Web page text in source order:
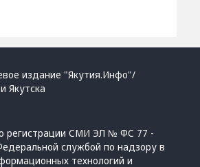
издание "Якутия.Инфо"/
Якутска
регистрации СМИ ЭЛ № ФС 77 -
службой по надзору в
технологий и